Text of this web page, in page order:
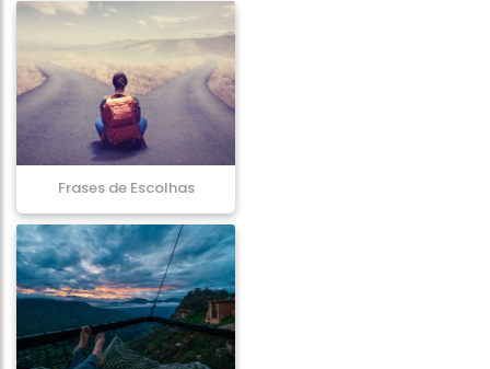
Frases de Escolhas